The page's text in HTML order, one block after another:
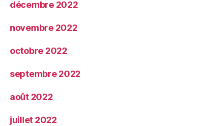
décembre 2022
novembre 2022
octobre 2022
septembre 2022
août 2022
juillet 2022